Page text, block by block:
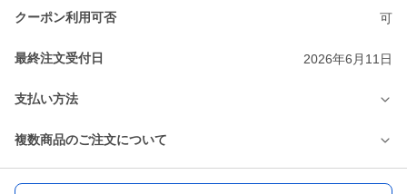
クーポン利用可否 可
最終注文受付日 2026年6月11日
支払い方法
複数商品のご注文について